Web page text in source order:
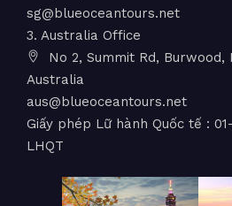
sg@blueoceantours.net
3. Australia Office
No 2, Summit Rd, Burwood,
Australia
aus@blueoceantours.net
Giấy phép Lữ hành Quốc tế :
LHQT